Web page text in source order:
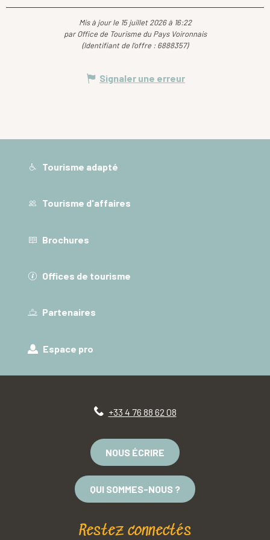
Mis à jour le 15 juillet 2026 à 16:22
par Office de Tourisme du Pays Voironnais
(Identifiant de l'offre : 6888357)
Signaler une erreur
Tourisme adapté
Tourisme d'affaires
Brochures
Offices de tourisme
Partenaires
Espace pro
+33 4 76 88 62 08
NOUS ÉCRIRE
QUI SOMMES-NOUS ?
Restez connectés